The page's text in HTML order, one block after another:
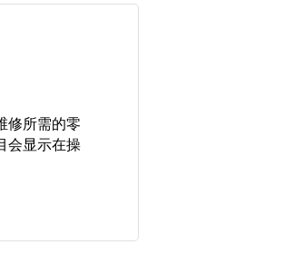
修所需的零
会显示在操